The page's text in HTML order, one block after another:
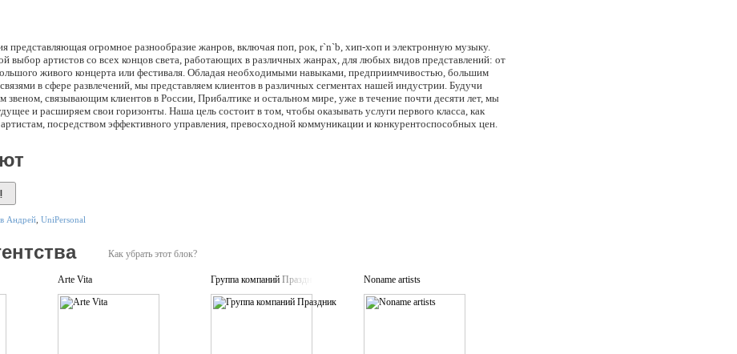
представляющая огромное разнообразие жанров, включая поп, рок, r`n`b, хип-хоп и электронную музыку.
выбор артистов со всех концов света, работающих в различных жанрах, для любых видов представлений: от
живого концерта или фестиваля. Обладая необходимыми навыками, предприимчивостью, большим
в сфере развлечений, мы представляем клиентов в различных сегментах нашей индустрии. Будучи
связывающим клиентов в России, Прибалтике и остальном мире, уже в течение почти десяти лет, мы
и расширяем свои горизонты. Наша цель состоит в том, чтобы оказывать услуги первого класса, как
посредством эффективного управления, превосходной коммуникации и конкурентоспособных цен.
Андрей UniPersonal
Как убрать этот блок?
Arte Vita Группа компаний Праздник Noname artists